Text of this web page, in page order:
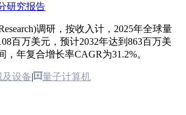
研究报告
调研，按收入计，2025年全球量
百万美元，预计2032年达到863百万美
，年复合增长率CAGR为31.2%。
及设备| 量子计算机